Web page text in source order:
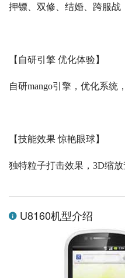
押镖、双修、结婚、跨服战
【自研引擎 优化体验】
自研mango引擎，优化系统
【技能效果 惊艳眼球】
独特粒子打击效果， 3D缩
U8160机型介绍